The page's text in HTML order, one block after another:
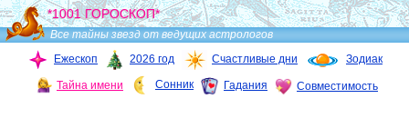
*1001 ГОРОСКОП*
Все тайны звезд от ведущих астрологов
Ежескоп
2026 год Счастливые дни Зодиак
Тайна имени Сонник Гадания Совместимость